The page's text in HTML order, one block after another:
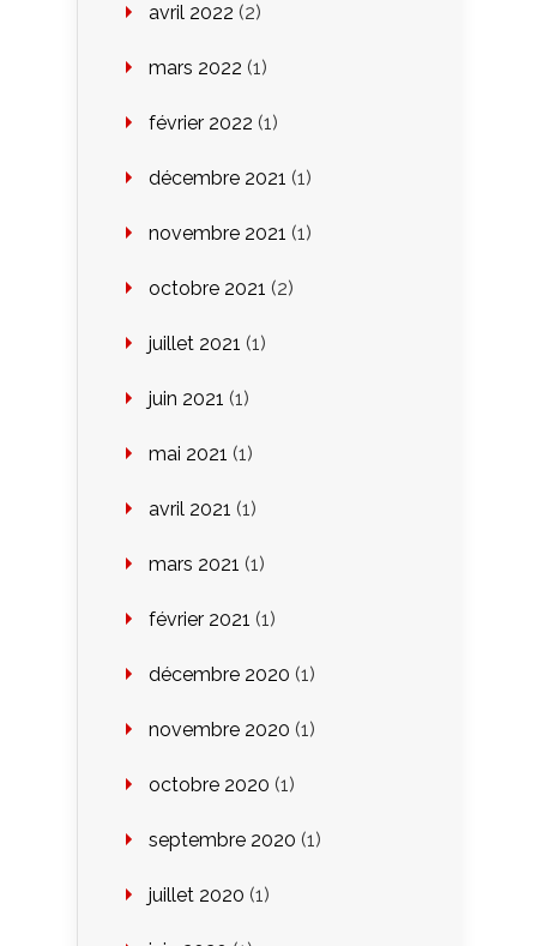
avril 2022 (2)
mars 2022 (1)
février 2022 (1)
décembre 2021 (1)
novembre 2021 (1)
octobre 2021 (2)
juillet 2021 (1)
juin 2021 (1)
mai 2021 (1)
avril 2021 (1)
mars 2021 (1)
février 2021 (1)
décembre 2020 (1)
novembre 2020 (1)
octobre 2020 (1)
septembre 2020 (1)
juillet 2020 (1)